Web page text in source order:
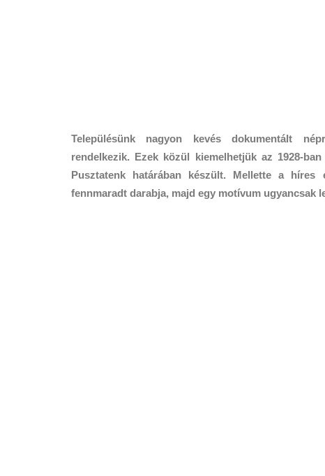
Településünk nagyon kevés dokumentált
rendelkezik. Ezek közül kiemelhetjük az 1928-
Pusztatenk határában készült. Mellette a híres
fennmaradt darabja, majd egy motívum ugyancsak